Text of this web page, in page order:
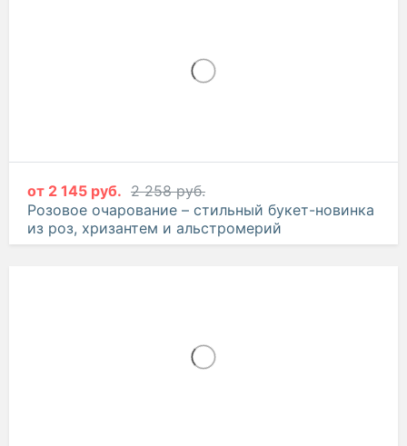
от 2 145 руб. 2 258 руб.
Розовое очарование – стильный букет-новинка
из роз, хризантем и альстромерий